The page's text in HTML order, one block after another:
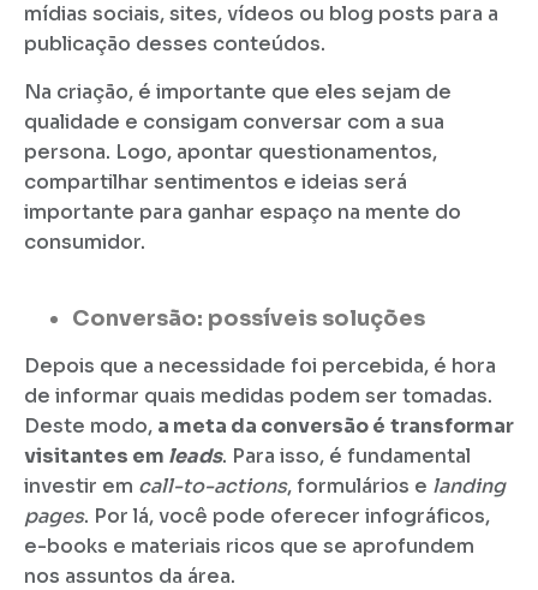
mídias sociais, sites, vídeos ou blog posts para a
publicação desses conteúdos.
Na criação, é importante que eles sejam de
qualidade e consigam conversar com a sua
persona. Logo, apontar questionamentos,
compartilhar sentimentos e ideias será
importante para ganhar espaço na mente do
consumidor.
Conversão: possíveis soluções
Depois que a necessidade foi percebida, é hora
de informar quais medidas podem ser tomadas.
Deste modo, a meta da conversão é transformar
visitantes em leads. Para isso, é fundamental
investir em call-to-actions, formulários e landing
pages. Por lá, você pode oferecer infográficos,
e-books e materiais ricos que se aprofundem
nos assuntos da área.